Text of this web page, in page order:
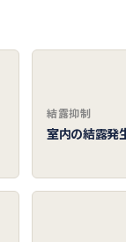
結露抑制
室内の結露発